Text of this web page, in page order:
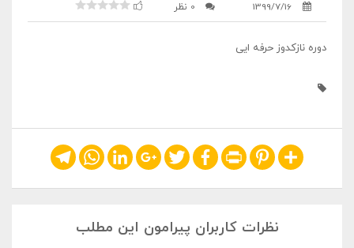
1399/7/16 0 نظر
دوره نازکدوز حرفه ایی
Share
Pinterest
Print
Facebook
Twitter
Google+
LinkedIn
WhatsApp
Telegram
نظرات کاربران پیرامون این مطلب